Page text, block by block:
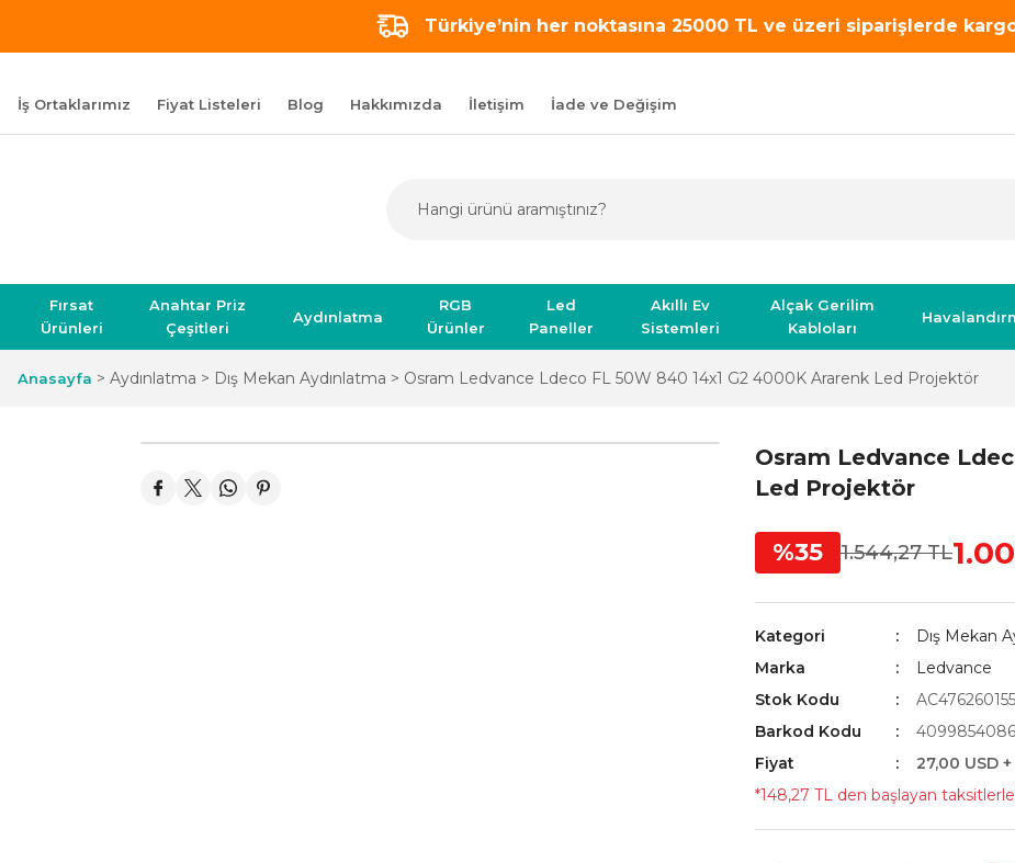
Türkiye’nin her noktasına 25000 TL ve üzeri siparişlerde
İş Ortaklarımız Fiyat Listeleri Blog Hakkımızda İletişim İade ve Değişim
Fırsat
Ürünleri
Anahtar Priz
Çeşitleri
Aydınlatma
RGB
Ürünler
Led
Paneller
Akıllı Ev
Sistemleri
Alçak Gerilim
Kabloları
Anasayfa Aydınlatma Dış Mekan Aydınlatma Osram Ledvance Ldeco FL 50W 840 14x1 G2 4000K Ararenk Led Projektör
Osram Ledvance
Led Projektör
%35 1.544,27 TL
Kategori
Dış Mekan
Marka
Ledvance
Stok Kodu
AC476260155
Barkod Kodu
Fiyat
27,00 USD
*148,27 TL den başlayan